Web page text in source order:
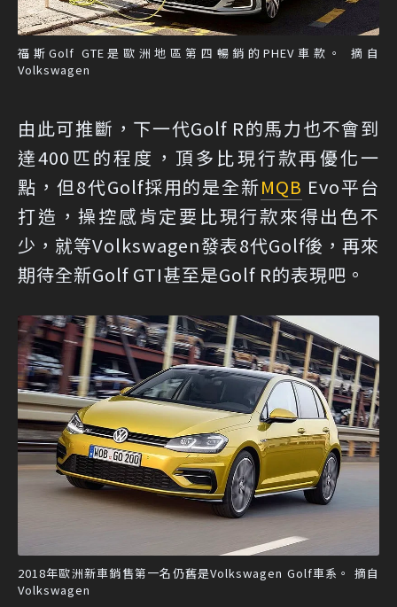
福斯Golf GTE是歐洲地區第四暢銷的PHEV車款。 摘自
Volkswagen
由此可推斷，下一代Golf R的馬力也不會到
達400匹的程度，頂多比現行款再優化一
點，但8代Golf採用的是全新MQB Evo平台
打造，操控感肯定要比現行款來得出色不
少，就等Volkswagen發表8代Golf後，再來
期待全新Golf GTI甚至是Golf R的表現吧。
2018年歐洲新車銷售第一名仍舊是Volkswagen Golf車系。 摘自
Volkswagen